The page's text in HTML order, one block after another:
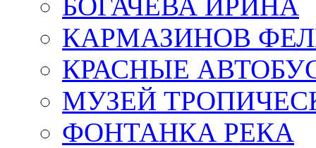
КАРМАЗИНОВ
КРАСНЫЕ
МУЗЕЙ
ФОНТАНКА РЕКА